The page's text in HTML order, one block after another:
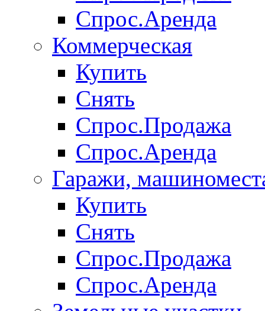
Спрос.Аренда
Коммерческая
Купить
Снять
Спрос.Продажа
Спрос.Аренда
Гаражи,
Купить
Снять
Спрос.Продажа
Спрос.Аренда